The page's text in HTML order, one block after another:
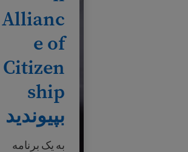
Allianc
e of
Citizen
ship
بپیوندید
به یک برنامه